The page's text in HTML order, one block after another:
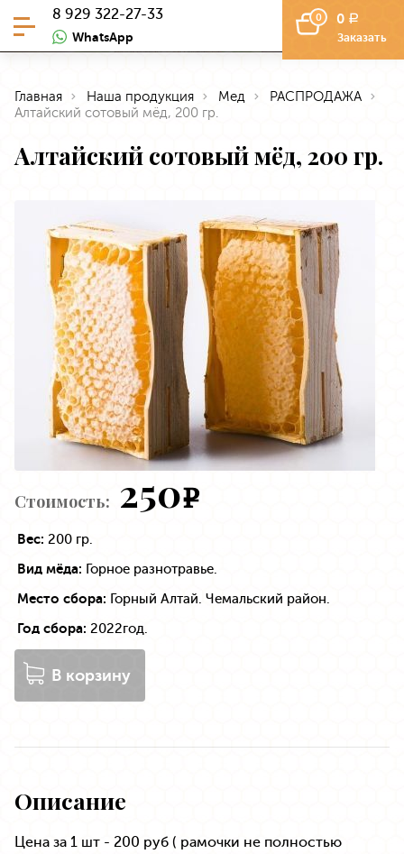
8 929 322-27-33
WhatsApp
0 0 a
Заказать
Главная Наша продукция Мед
РАСПРОДАЖА
Алтайский сотовый мёд, 200 гр.
Алтайский сотовый мёд, 200 гр.
Стоимость: 250e
Вес: 200 гр.
Вид мёда: Горное разнотравье.
Место сбора: Горный Алтай. Чемальский район.
Год сбора: 2022год.
В корзину
Описание
Цена за 1 шт - 200 руб ( рамочки не полностью